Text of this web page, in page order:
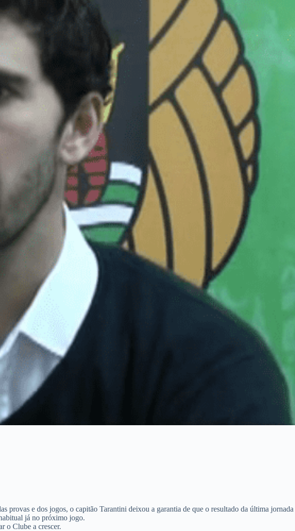
provas e dos jogos, o capitão Tarantini deixou a garantia de que o resultado da última jornada
já no próximo jogo.
o Clube a crescer.